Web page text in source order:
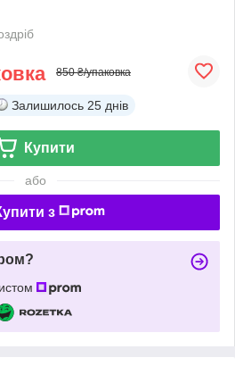
850 ₴/упаковка
Залишилось 25 днів
Купити
або
з